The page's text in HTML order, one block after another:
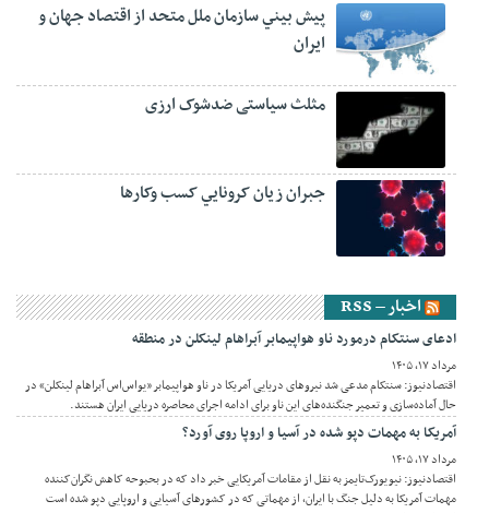
پيش‏ بيني سازمان ملل متحد از اقتصاد جهان و
ايران
مثلث سیاستی ضدشوک ارزی
جبران زيان کرونايي کسب وکارها
اخبار – RSS
ادعای سنتکام درمورد ناو هواپیمابر آبراهام لینکلن در منطقه
مرداد ۱۷, ۱۴۰۵
اقتصادنیوز: سنتکام مدعی شد نیروهای دریایی آمریکا در ناو هواپیمابر «یواس‌اس آبراهام لینکلن» در
حال آماده‌سازی و تعمیر جنگنده‌های این ناو برای ادامه اجرای محاصره دریایی ایران هستند.
آمریکا به مهمات دپو شده در آسیا و اروپا روی آورد؟
مرداد ۱۷, ۱۴۰۵
اقتصادنیوز: نیویورک‌تایمز به نقل از مقامات آمریکایی خبر داد که در بحبوحه کاهش نگران‌کننده
مهمات آمریکا به دلیل جنگ با ایران، از مهماتی که در کشورهای آسیایی و اروپایی دپو شده است